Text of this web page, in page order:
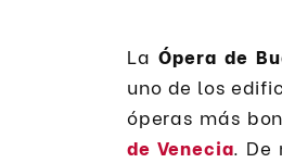
La Ópera de
uno de los
óperas más
de Venecia. De